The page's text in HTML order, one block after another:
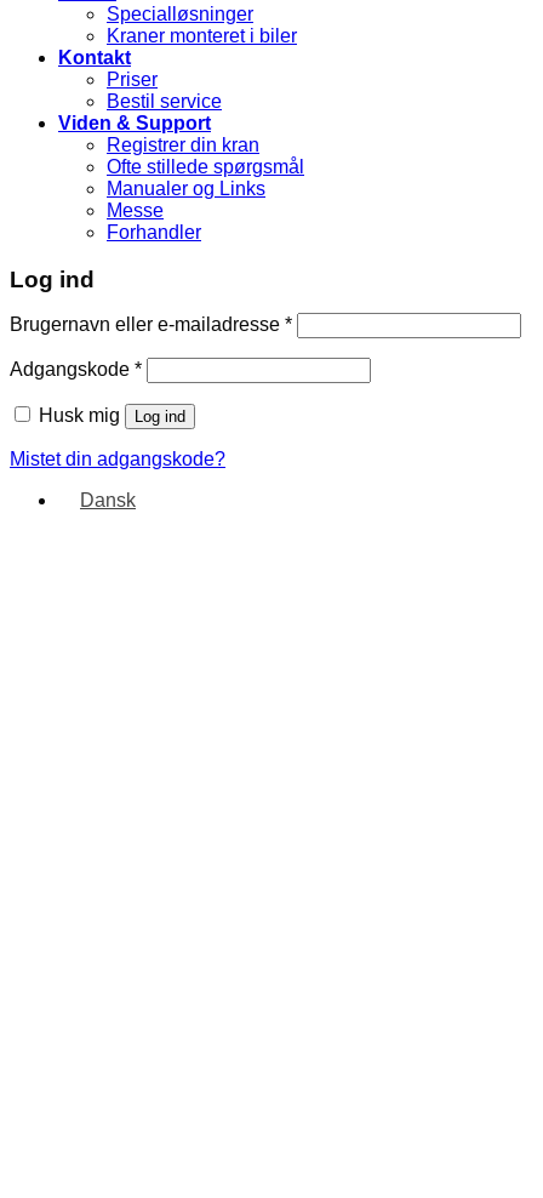
Specialløsninger
Kraner monteret i biler
Kontakt
Priser
Bestil service
Viden & Support
Registrer din kran
Ofte stillede spørgsmål
Manualer og Links
Messe
Forhandler
Log ind
Brugernavn eller e-mailadresse *
Adgangskode *
Husk mig Log ind
Mistet din adgangskode?
Dansk